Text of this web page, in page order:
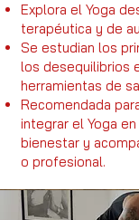
Explora el Yoga
terapéutica y de
Se estudian los
los desequilibrios
herramientas de
Recomendada
integrar el Yoga
bienestar y
o profesional.